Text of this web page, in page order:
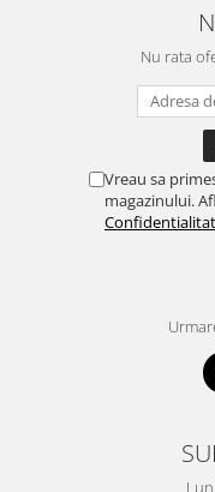
Nu rata
Vreau sa
magazinului.